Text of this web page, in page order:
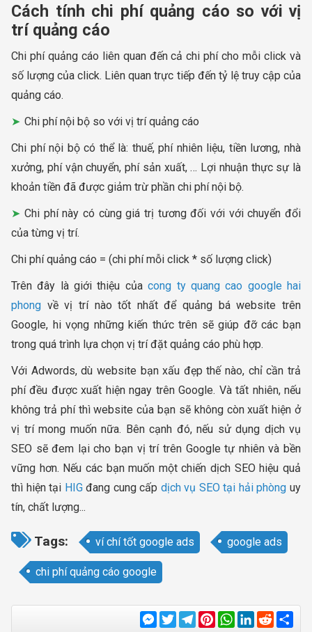
Cách tính chi phí quảng cáo so với vị
trí quảng cáo
Chi phí quảng cáo liên quan đến cả chi phí cho mỗi click và
số lượng của click. Liên quan trực tiếp đến tỷ lệ truy cập của
quảng cáo.
Chi phí nội bộ so với vị trí quảng cáo
Chi phí nội bộ có thể là: thuế, phí nhiên liệu, tiền lương, nhà
xưởng, phí vận chuyển, phí sản xuất, … Lợi nhuận thực sự là
khoản tiền đã được giảm trừ phần chi phí nội bộ.
Chi phí này có cùng giá trị tương đối với với chuyển đổi
của từng vị trí.
Chi phí quảng cáo = (chi phí mỗi click * số lượng click)
Trên đây là giới thiệu củacong ty quang cao google hai
phong về vị trí nào tốt nhất để quảng bá website trên
Google, hi vọng những kiến thức trên sẽ giúp đỡ các bạn
trong quá trình lựa chọn vị trí đặt quảng cáo phù hợp.
Với Adwords, dù website bạn xấu đẹp thế nào, chỉ cần trả
phí đều được xuất hiện ngay trên Google. Và tất nhiên, nếu
không trả phí thì website của bạn sẽ không còn xuất hiện ở
vị trí mong muốn nữa. Bên cạnh đó, nếu sử dụng dịch vụ
SEO sẽ đem lại cho bạn vị trí trên Google tự nhiên và bền
vững hơn. Nếu các bạn muốn một chiến dịch SEO hiệu quả
thì hiện tại HIGđang cung cấp dịch vụ SEO tại hải phòng uy
tín, chất lượng...
Tags: ví chí tốt google ads google ads
chi phí quảng cáo google
Messenger
TwitterTelegram
Pinterest
WhatsApp
LinkedIn
Reddit